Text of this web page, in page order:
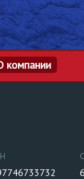
компании